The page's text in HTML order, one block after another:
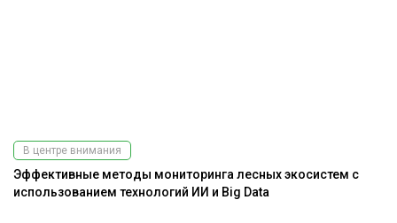
В центре внимания
Эффективные методы мониторинга лесных экосистем с
использованием технологий ИИ и Big Data